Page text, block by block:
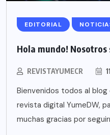
EDITORIAL
Hola mundo! Nosotros
REVISTAYUMECR
Bienvenidos todos al
revista digital YumeDW,
muchas gracias por